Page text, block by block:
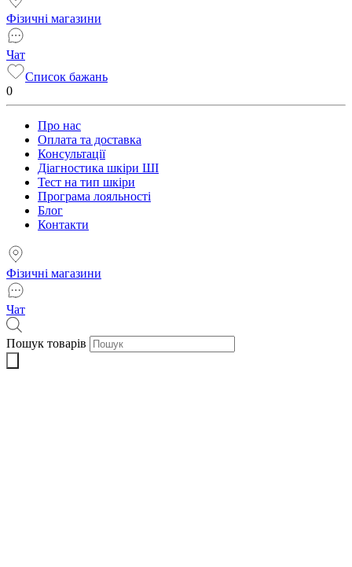
Фізичні магазини
Чат
Список бажань
0
Про нас
Оплата та доставка
Консультації
Діагностика шкіри ШІ
Тест на тип шкіри
Програма лояльності
Блог
Контакти
Фізичні магазини
Чат
Пошук товарів